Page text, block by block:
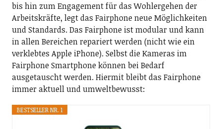
bis hin zum Engagement für das Wohlergehen der
Arbeitskräfte, legt das Fairphone neue Möglichkeiten
und Standards. Das Fairphone ist modular und kann
in allen Bereichen repariert werden (nicht wie ein
verklebtes Apple iPhone). Selbst die Kameras im
Fairphone Smartphone können bei Bedarf
ausgetauscht werden. Hiermit bleibt das Fairphone
immer aktuell und umweltbewusst:
BESTSELLER NR. 1